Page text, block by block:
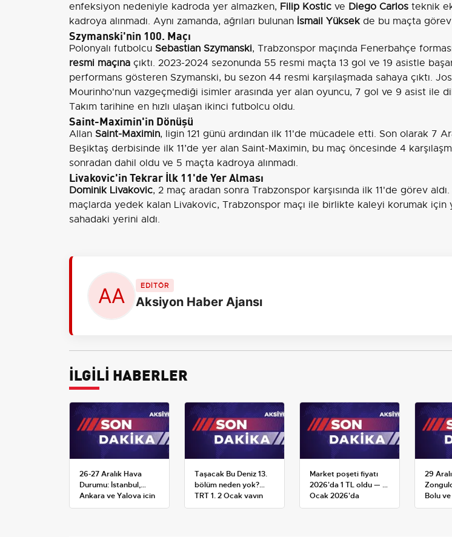
enfeksiyon nedeniyle kadroda yer almazken, Filip Kostic ve Diego Carlos teknik
kadroya alınmadı. Aynı zamanda, ağrıları bulunan İsmail Yüksekde bu maçta görev
Szymanski'nin 100. Maçı
Polonyalı futbolcu Sebastian Szymanski, Trabzonspor maçında Fenerbahçe
resmi maçına çıktı. 2023-2024 sezonunda 55 resmi maçta 13 gol ve 19 asistle
performans gösteren Szymanski, bu sezon 44 resmi karşılaşmada sahaya çıktı.
Mourinho'nun vazgeçmediği isimler arasında yer alan oyuncu, 7 gol ve 9 asist ile
Takım tarihine en hızlı ulaşan ikinci futbolcu oldu.
Saint-Maximin'in Dönüşü
Allan Saint-Maximin, ligin 121 günü ardından ilk 11'de mücadele etti. Son olarak 7
Beşiktaş derbisinde ilk 11’de yer alan Saint-Maximin, bu maç öncesinde 4
sonradan dahil oldu ve 5 maçta kadroya alınmadı.
Livakovic'in Tekrar İlk 11'de Yer Alması
Dominik Livakovic, 2 maç aradan sonra Trabzonspor karşısında ilk 11'de görev
maçlarda yedek kalan Livakovic, Trabzonspor maçı ile birlikte kaleyi korumak için
sahadaki yerini aldı.
EDİTÖR
Aksiyon Haber Ajansı
İLGİLİ HABERLER
26-27 Aralık Hava
Durumu: İstanbul,
Ankara ve Yalova için
Kar Tahminleri
Taşacak Bu Deniz 13.
bölüm neden yok?
TRT 1, 2 Ocak yayın
planını değiştirdi
Market poşeti fiyatı
2026'da 1 TL oldu — 1
Ocak 2026'da
yürürlüğe giren tarife
29
Bolu